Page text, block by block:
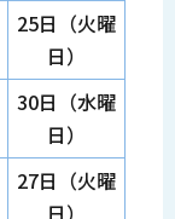
25日（火曜
日）
30日（水曜
日）
27日（火曜
日）